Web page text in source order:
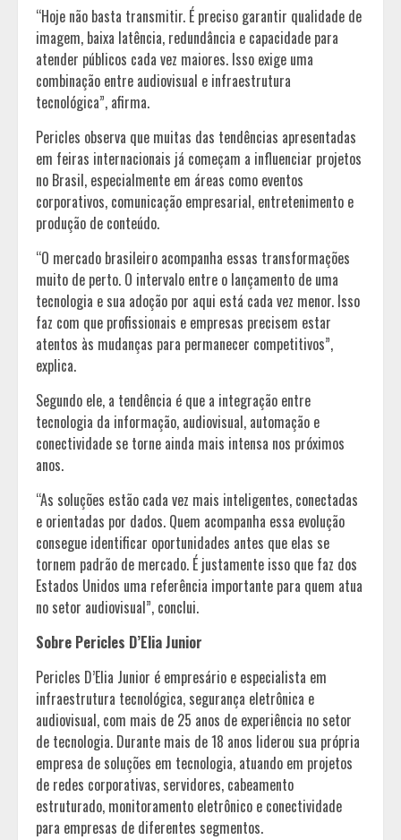
“Hoje não basta transmitir. É preciso garantir qualidade de
imagem, baixa latência, redundância e capacidade para
atender públicos cada vez maiores. Isso exige uma
combinação entre audiovisual e infraestrutura
tecnológica”, afirma.
Pericles observa que muitas das tendências apresentadas
em feiras internacionais já começam a influenciar projetos
no Brasil, especialmente em áreas como eventos
corporativos, comunicação empresarial, entretenimento e
produção de conteúdo.
“O mercado brasileiro acompanha essas transformações
muito de perto. O intervalo entre o lançamento de uma
tecnologia e sua adoção por aqui está cada vez menor. Isso
faz com que profissionais e empresas precisem estar
atentos às mudanças para permanecer competitivos”,
explica.
Segundo ele, a tendência é que a integração entre
tecnologia da informação, audiovisual, automação e
conectividade se torne ainda mais intensa nos próximos
anos.
“As soluções estão cada vez mais inteligentes, conectadas
e orientadas por dados. Quem acompanha essa evolução
consegue identificar oportunidades antes que elas se
tornem padrão de mercado. É justamente isso que faz dos
Estados Unidos uma referência importante para quem atua
no setor audiovisual”, conclui.
Sobre Pericles D’Elia Junior
Pericles D’Elia Junior é empresário e especialista em
infraestrutura tecnológica, segurança eletrônica e
audiovisual, com mais de 25 anos de experiência no setor
de tecnologia. Durante mais de 18 anos liderou sua própria
empresa de soluções em tecnologia, atuando em projetos
de redes corporativas, servidores, cabeamento
estruturado, monitoramento eletrônico e conectividade
para empresas de diferentes segmentos.